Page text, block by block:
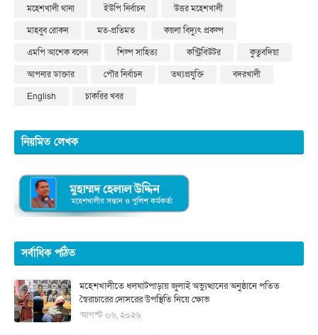
মহেশখালী থানা
ইউপি নির্বাচন
উত্তর মহেশখালী
মাহবুব রোকন
মত-প্রতিমত
কয়লা বিদ্যুৎ প্রকল্প
এমপি আশেক বলেন
শিল্প সাহিত্য কন্ট্রিবিউটর
কুতুবদিয়া
আপনার ডাক্তার
পৌর নির্বাচন তথ্যপ্রযুক্তি
বদরখালী
English
চাকরির খবর
নিয়মিত লেখক
সর্বাধিক পঠিত
মহেশখালীতে ধলঘাটপাড়ায় জুলাই অভ্যুত্থানের অনুষ্ঠানে পতিত
স্বৈরাচারের দোসরের উপস্থিতি নিয়ে ক্ষোভ
আগস্ট ০৬, ২০২৬